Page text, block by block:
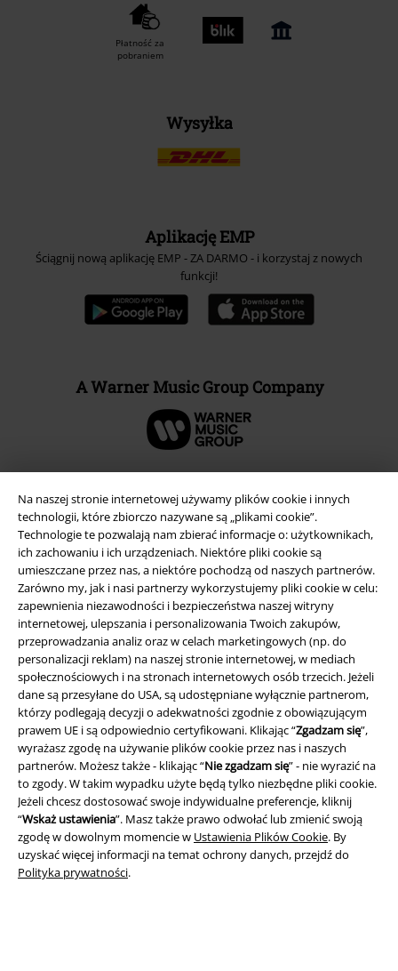
Na naszej stronie internetowej używamy plików cookie i innych
technologii, które zbiorczo nazywane są „plikami cookie”.
Technologie te pozwalają nam zbierać informacje o: użytkownikach,
ich zachowaniu i ich urządzeniach. Niektóre pliki cookie są
umieszczane przez nas, a niektóre pochodzą od naszych partnerów.
Zarówno my, jak i nasi partnerzy wykorzystujemy pliki cookie w celu:
zapewnienia niezawodności i bezpieczeństwa naszej witryny
internetowej, ulepszania i personalizowania Twoich zakupów,
przeprowadzania analiz oraz w celach marketingowych (np. do
personalizacji reklam) na naszej stronie internetowej, w mediach
społecznościowych i na stronach internetowych osób trzecich. Jeżeli
dane są przesyłane do USA, są udostępniane wyłącznie partnerom,
którzy podlegają decyzji o adekwatności zgodnie z obowiązującym
prawem UE i są odpowiednio certyfikowani. Klikając “Zgadzam się”,
wyrażasz zgodę na używanie plików cookie przez nas i naszych
partnerów. Możesz także - klikając “Nie zgadzam się” - nie wyrazić na
to zgody. W takim wypadku użyte będą tylko niezbędne pliki cookie.
Jeżeli chcesz dostosować swoje indywidualne preferencje, kliknij
“Wskaż ustawienia”. Masz także prawo odwołać lub zmienić swoją
zgodę w dowolnym momencie w Ustawienia Plików Cookie. By
uzyskać więcej informacji na temat ochrony danych, przejdź do
Polityka prywatności.
Płatność za
pobraniem
Wysyłka
Aplikację EMP
Ściągnij nową aplikację EMP - ZA DARMO - i korzystaj z nowych
funkcji!
A Warner Music Group Company
Informacje prawne
Regulamin
Dane firmy
Polityka prywatności
Unieszkodliwianie odpadów i ochrona środowiska
Deklaracja Zgodności
Informacje dotyczące dostępności